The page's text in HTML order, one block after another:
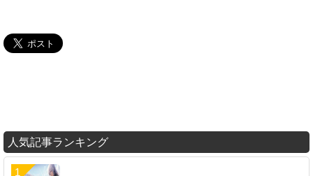
人気記事ランキング